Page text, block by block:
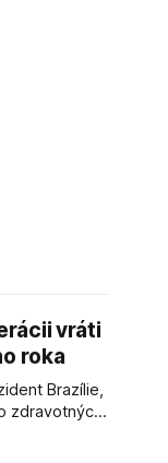
vráti
roka
Brazílie,
zdravotných